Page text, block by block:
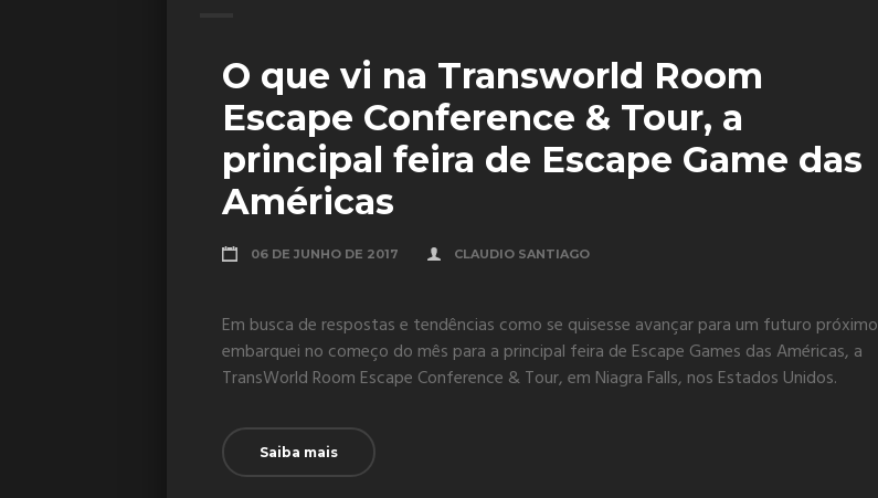
O que vi na Transworld Room
Escape Conference & Tour, a
principal feira de Escape Game das
Américas
06 DE JUNHO DE 2017 CLAUDIO SANTIAGO
Em busca de respostas e tendências como se quisesse avançar para um futuro próximo
embarquei no começo do mês para a principal feira de Escape Games das Américas, a
TransWorld Room Escape Conference & Tour, em Niagra Falls, nos Estados Unidos.
Saiba mais